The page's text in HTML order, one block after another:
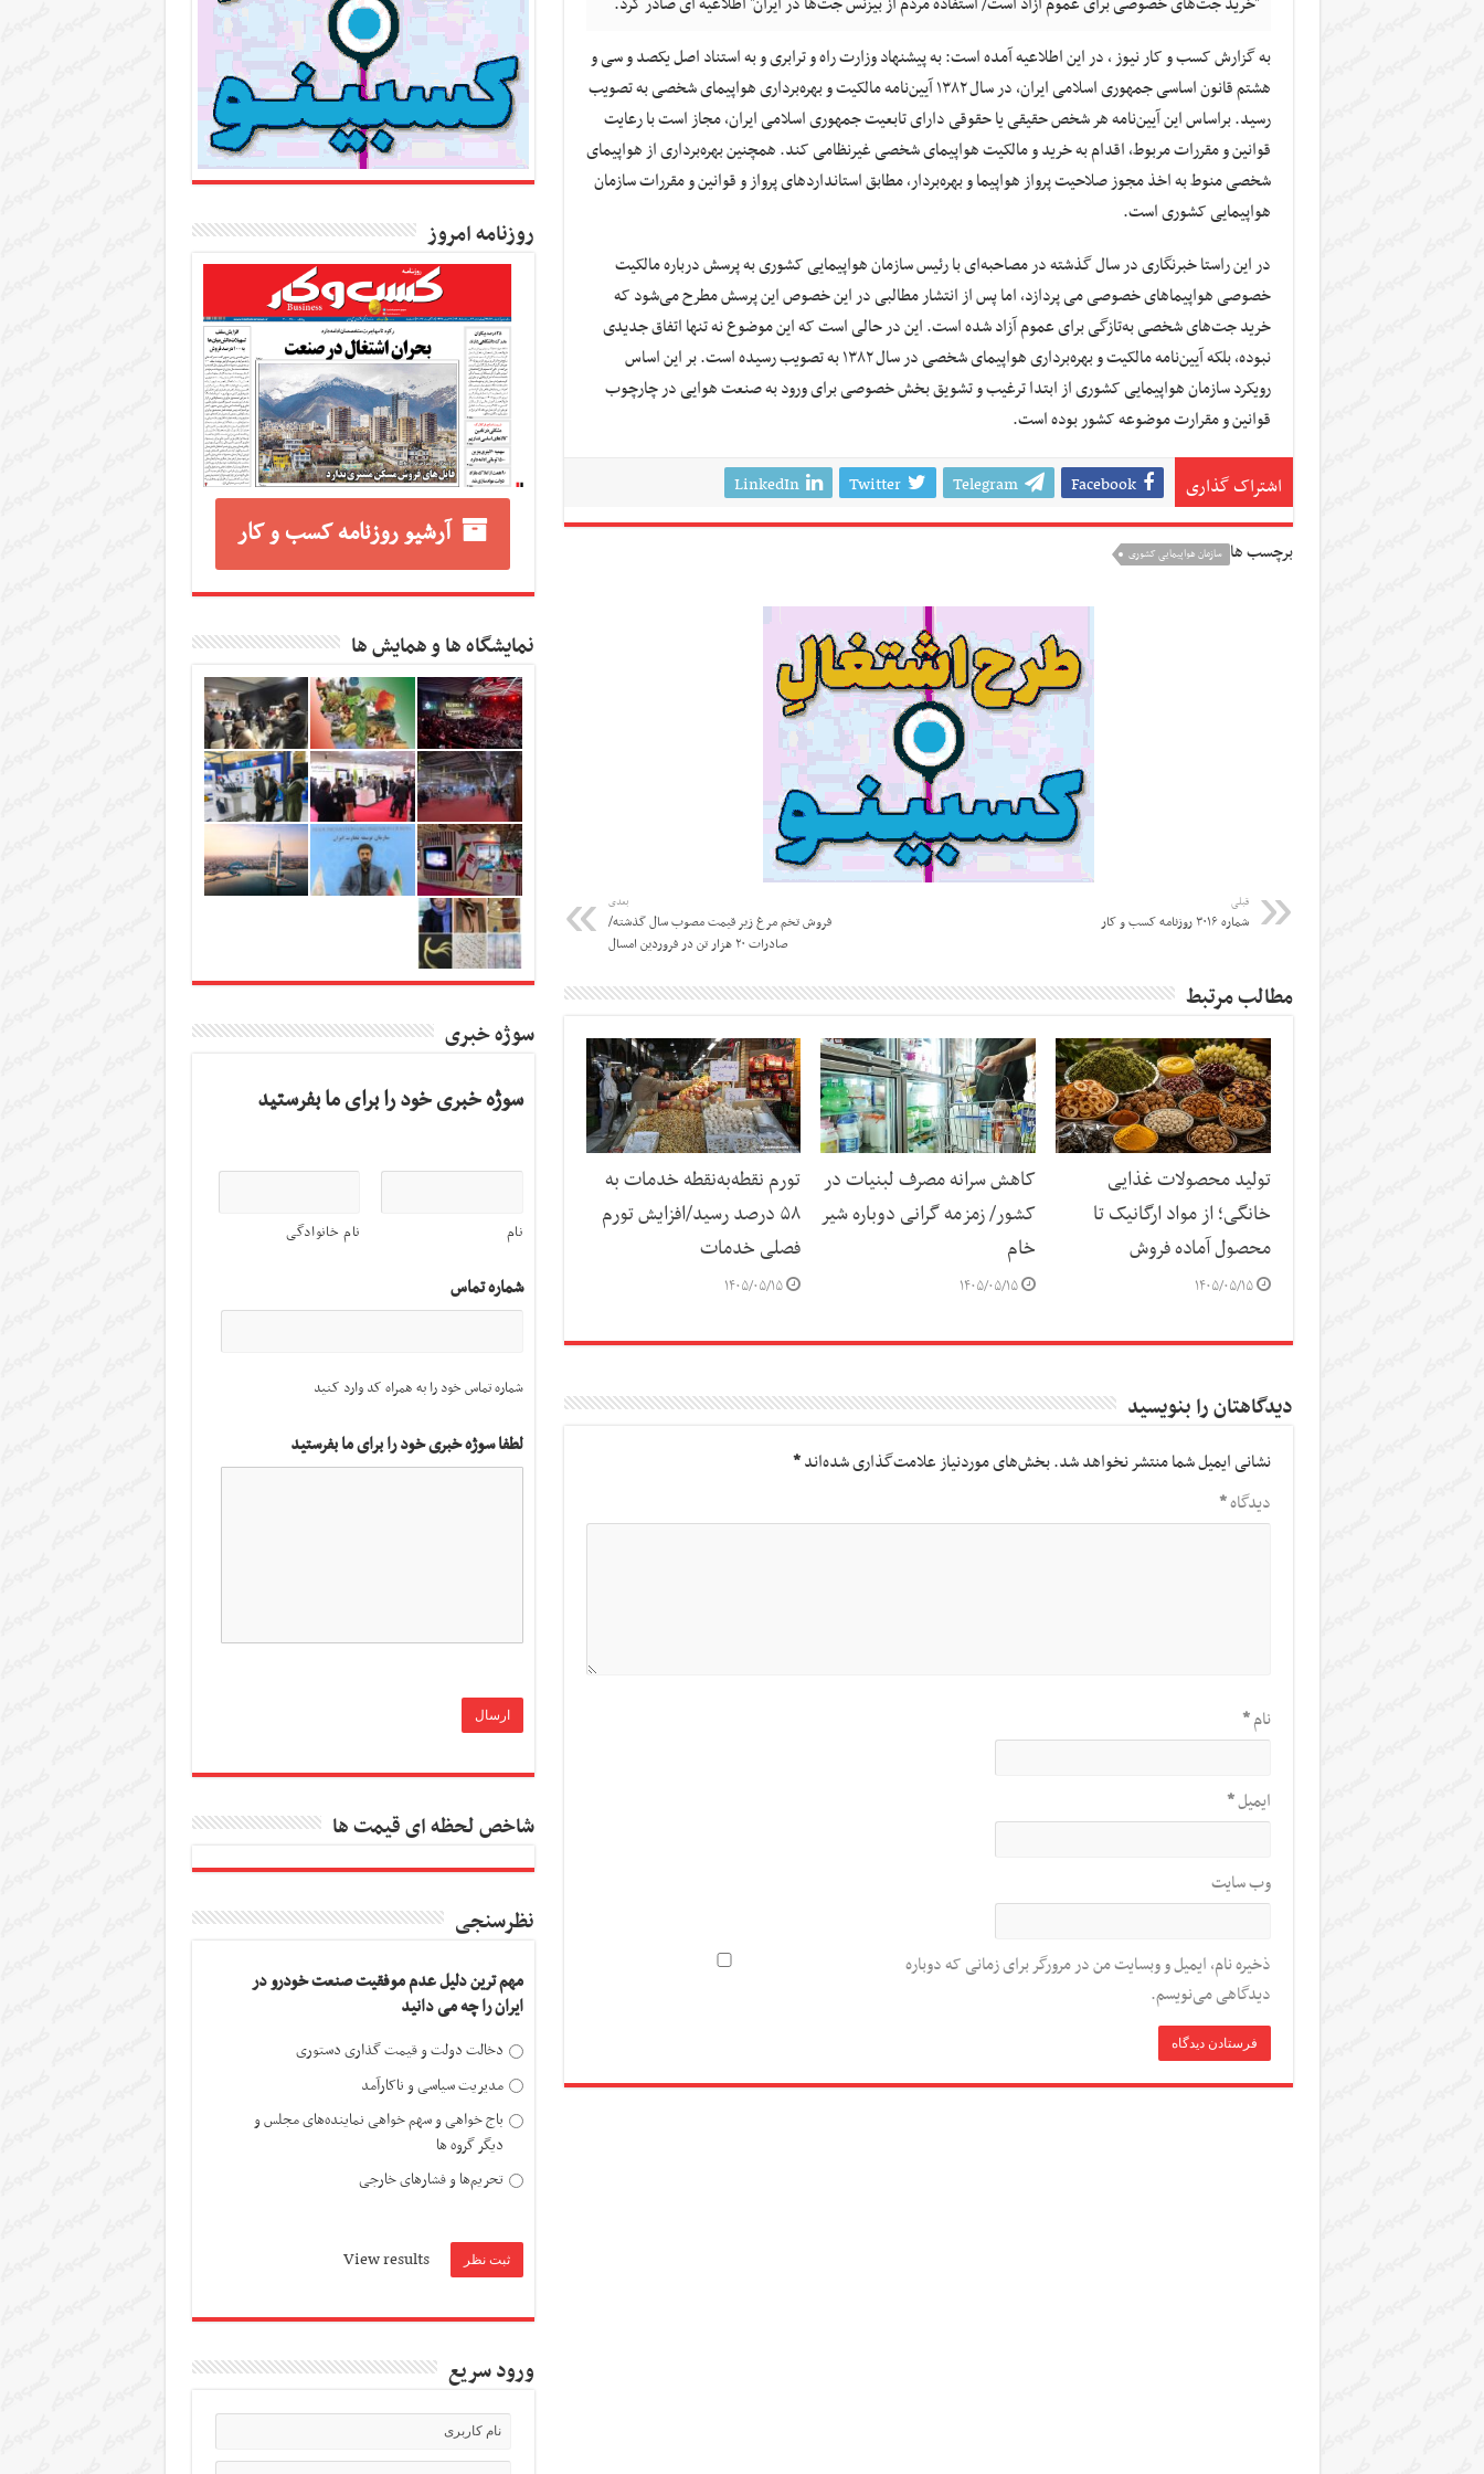
به گزارش کسب و کار نیوز ، در این اطلاعیه آمده است: به پیشنهاد وزارت راه و ترابری و به استناد اصل یکصد و سی و
هشتم قانون اساسی جمهوری اسلامی ایران‌، در سال ۱۳۸۲ آیین‌نامه مالکیت و بهره‌برداری‌ هواپیمای شخصی به تصویب
رسید. براساس این آیین‌نامه هر شخص حقیقی یا حقوقی دارای تابعیت جمهوری اسلامی ایران‌، مجاز است با رعایت
قوانین و مقررات‌ مربوط‌، اقدام به خرید و مالکیت هواپیمای شخصی غیرنظامی کند. همچنین بهره‌برداری از هواپیمای
شخصی منوط به اخذ مجوز صلاحیت پرواز هواپیما و بهره‌بردار، مطابق‌ استانداردهای پرواز و قوانین و مقررات سازمان
هواپیمایی کشوری است.
در این راستا خبرنگاری در سال گذشته در مصاحبه‌ای با رئیس سازمان هواپیمایی کشوری به پرسش درباره مالکیت
خصوصی هواپیماهای خصوصی می پردازد، اما پس از انتشار مطالبی در این خصوص این پرسش مطرح می‌شود که
خرید جت‌های شخصی به‌تازگی برای عموم آزاد شده است. این در حالی است که این موضوع نه تنها اتفاق جدیدی
نبوده، بلکه آیین‌نامه مالکیت و بهره‌برداری ‌هواپیمای شخصی در سال ۱۳۸۲ به تصویب رسیده است. بر این اساس
رویکرد سازمان هواپیمایی کشوری از ابتدا ترغیب و تشویق بخش خصوصی برای ورود به صنعت هوایی در چارچوب
قوانین و مقرارت موضوعه کشور بوده است.
اشتراک گذاری Facebook
Telegram
Twitter
LinkedIn
برچسب ها سازمان هواپیمایی کشوری
قبلی
شماره ۳۰۱۶ روزنامه کسب و کار
بعدی
فروش تخم مرغ زیر قیمت مصوب سال گذشته/
صادرات ۲۰ هزار تن در فروردین امسال
مطالب مرتبط
تولید محصولات غذایی
خانگی؛ از مواد ارگانیک تا
محصول آماده فروش
۱۴۰۵/۰۵/۱۵
کاهش سرانه مصرف لبنیات در
کشور/ زمزمه گرانی دوباره شیر
خام
۱۴۰۵/۰۵/۱۵
تورم نقطه‌به‌نقطه خدمات به
۵۸ درصد رسید/افزایش تورم
فصلی خدمات
۱۴۰۵/۰۵/۱۵
دیدگاهتان را بنویسید
نشانی ایمیل شما منتشر نخواهد شد.بخش‌های موردنیاز علامت‌گذاری شده‌اند*
دیدگاه*
نام*
ایمیل*
وب‌ سایت
ذخیره نام، ایمیل و وبسایت من در مرورگر برای زمانی که دوباره
دیدگاهی می‌نویسم.
روزنامه امروز
آرشیو روزنامه کسب و کار
نمایشگاه ها و همایش ها
سوژه خبری
سوژه خبری خود را برای ما بفرستید
نام نام خانوادگی
شماره تماس
شماره تماس خود را به همراه کد وارد کنید
لطفا سوژه خبری خود را برای ما بفرستید
شاخص لحظه ای قیمت ها
نظرسنجی
مهم ترین دلیل عدم موفقیت صنعت خودرو در
ایران را چه می دانید
دخالت دولت و قیمت گذاری دستوری
مدیریت سیاسی و ناکارآمد
باج خواهی و سهم خواهی نماینده‌های مجلس و
دیگر گروه ها
تحریم‌ها و فشارهای خارجی
View results
ورود سریع